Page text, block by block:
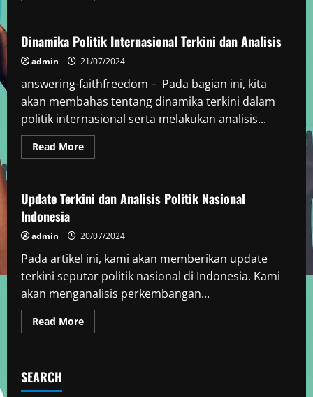
Partai
Politik
di
Indonesia
Politik
Dinamika Politik Internasional Terkini dan Analisis
admin 21/07/2024
answering-faithfreedom – Pada bagian ini, kita
akan membahas tentang dinamika terkini dalam
politik internasional serta melakukan analisis...
Read MoreRead
more
Internasional
Terkini
Politik
Update Terkini dan Analisis Politik Nasional
Indonesia
admin 20/07/2024
Pada artikel ini, kami akan memberikan update
terkini seputar politik nasional di Indonesia. Kami
akan menganalisis perkembangan...
Read MoreRead
more
Politik
SEARCH